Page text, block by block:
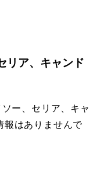
リア、キャンド
ー、セリア、キャ
報はありませんで